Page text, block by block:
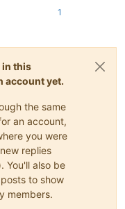
1
in this
account yet.
the same
an account,
you were
replies
You'll also be
to show
members.